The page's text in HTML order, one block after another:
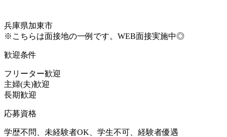
兵庫県加東市
※こちらは面接地の一例です。WEB面接実施中◎
歓迎条件
フリーター歓迎
主婦(夫)歓迎
長期歓迎
応募資格
学歴不問、未経験者OK、学生不可、経験者優遇